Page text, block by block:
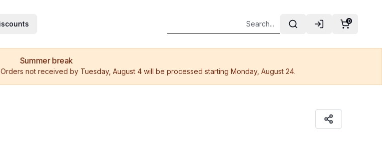
0
Summer break
not received by Tuesday, August 4 will be processed starting Monday, August 24.